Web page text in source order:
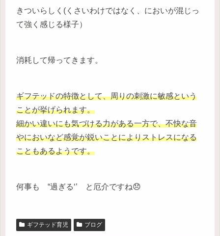
きついらしく(くさいわけではなく、においが混じっ
て強く感じる様子）
消耗して帰ってきます。
ギフテッドの特徴として、周りの刺激に敏感という
ことが挙げられます。
細かい違いにも気づける力がある一方で、不快な音
やにおいなど感覚が鋭いことによりストレスになる
こともあるようです。
何事も “過ぎる‘’ と厄介ですね😞
ギフテッド育児 ブログ